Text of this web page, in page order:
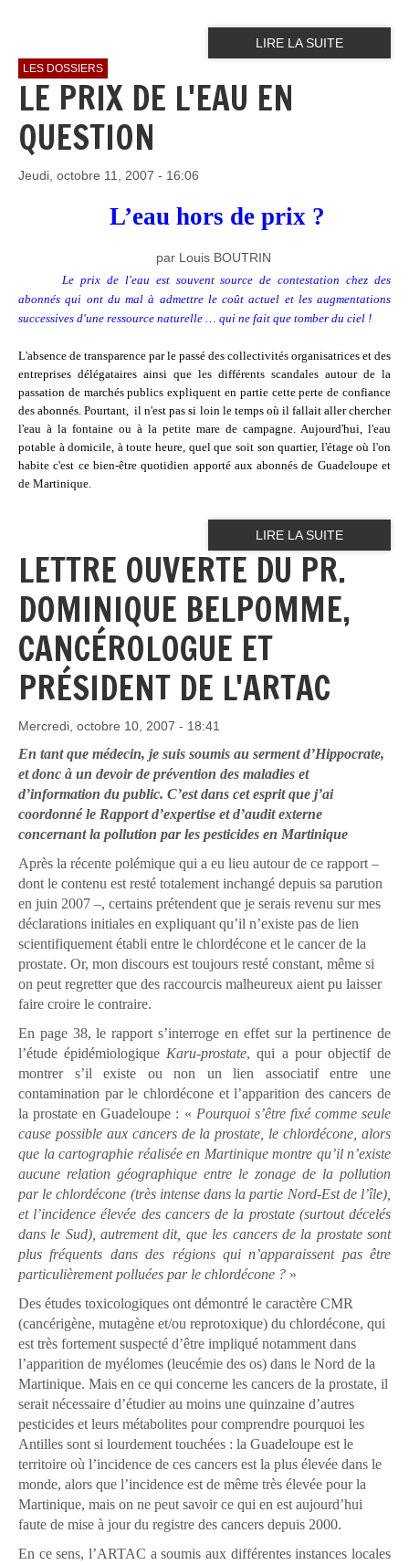
LIRE LA SUITE
LES DOSSIERS
LE PRIX DE L'EAU EN
QUESTION
Jeudi, octobre 11, 2007 - 16:06
L’eau hors de prix ?
par Louis BOUTRIN
Le prix de l'eau est souvent source de contestation chez des
abonnés qui ont du mal à admettre le coût actuel et les augmentations
successives d'une ressource naturelle … qui ne fait que tomber du ciel !
L'absence de transparence par le passé des collectivités organisatrices et des
entreprises délégataires ainsi que les différents scandales autour de la
passation de marchés publics expliquent en partie cette perte de confiance
des abonnés. Pourtant, il n'est pas si loin le temps où il fallait aller chercher
l'eau à la fontaine ou à la petite mare de campagne. Aujourd'hui, l'eau
potable à domicile, à toute heure, quel que soit son quartier, l'étage où l'on
habite c'est ce bien-être quotidien apporté aux abonnés de Guadeloupe et
de Martinique.
LIRE LA SUITE
LETTRE OUVERTE DU PR.
DOMINIQUE BELPOMME,
CANCÉROLOGUE ET
PRÉSIDENT DE L'ARTAC
Mercredi, octobre 10, 2007 - 18:41
En tant que médecin, je suis soumis au serment d’Hippocrate,
et donc à un devoir de prévention des maladies et
d’information du public. C’est dans cet esprit que j’ai
coordonné le Rapport d’expertise et d’audit externe
concernant la pollution par les pesticides en Martinique
Après la récente polémique qui a eu lieu autour de ce rapport –
dont le contenu est resté totalement inchangé depuis sa parution
en juin 2007 –, certains prétendent que je serais revenu sur mes
déclarations initiales en expliquant qu’il n’existe pas de lien
scientifiquement établi entre le chlordécone et le cancer de la
prostate. Or, mon discours est toujours resté constant, même si
on peut regretter que des raccourcis malheureux aient pu laisser
faire croire le contraire.
En page 38, le rapport s’interroge en effet sur la pertinence de
l’étude épidémiologique Karu-prostate, qui a pour objectif de
montrer s’il existe ou non un lien associatif entre une
contamination par le chlordécone et l’apparition des cancers de
la prostate en Guadeloupe : « Pourquoi s’être fixé comme seule
cause possible aux cancers de la prostate, le chlordécone, alors
que la cartographie réalisée en Martinique montre qu’il n’existe
aucune relation géographique entre le zonage de la pollution
par le chlordécone (très intense dans la partie Nord-Est de l’île),
et l’incidence élevée des cancers de la prostate (surtout décelés
dans le Sud), autrement dit, que les cancers de la prostate sont
plus fréquents dans des régions qui n’apparaissent pas être
particulièrement polluées par le chlordécone ? »
Des études toxicologiques ont démontré le caractère CMR
(cancérigène, mutagène et/ou reprotoxique) du chlordécone, qui
est très fortement suspecté d’être impliqué notamment dans
l’apparition de myélomes (leucémie des os) dans le Nord de la
Martinique. Mais en ce qui concerne les cancers de la prostate, il
serait nécessaire d’étudier au moins une quinzaine d’autres
pesticides et leurs métabolites pour comprendre pourquoi les
Antilles sont si lourdement touchées : la Guadeloupe est le
territoire où l’incidence de ces cancers est la plus élevée dans le
monde, alors que l’incidence est de même très élevée pour la
Martinique, mais on ne peut savoir ce qui en est aujourd’hui
faute de mise à jour du registre des cancers depuis 2000.
En ce sens, l’ARTAC a soumis aux différentes instances locales